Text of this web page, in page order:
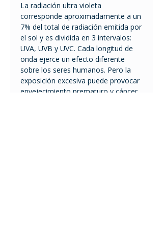
La radiación ultra violeta
corresponde aproximadamente a un
7% del total de radiación emitida por
el sol y es dividida en 3 intervalos:
UVA, UVB y UVC. Cada longitud de
onda ejerce un efecto diferente
sobre los seres humanos. Pero la
exposición excesiva puede provocar
envejecimiento prematuro y cáncer